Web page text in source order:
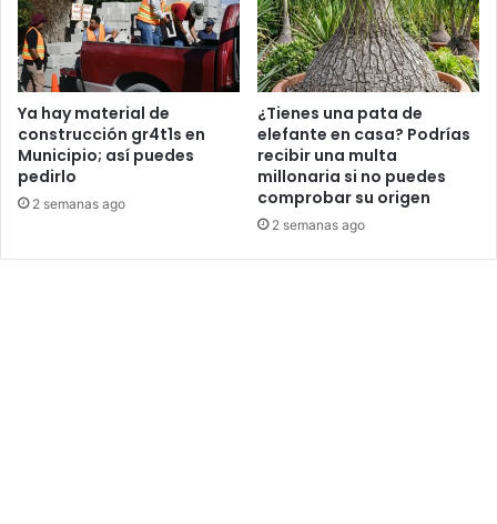
Ya hay material de
construcción gr4t1s en
Municipio; así puedes
pedirlo
2 semanas ago
¿Tienes una pata de
elefante en casa? Podrías
recibir una multa
millonaria si no puedes
comprobar su origen
2 semanas ago